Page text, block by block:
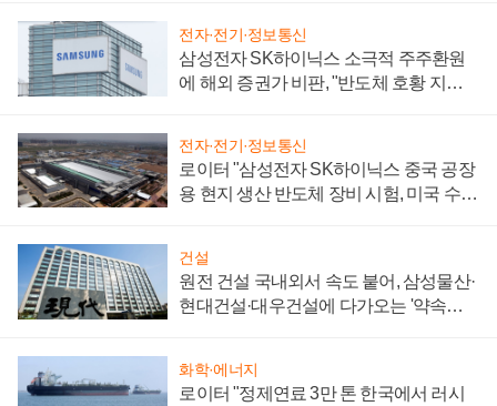
전자·전기·정보통신
삼성전자 SK하이닉스 소극적 주주환원
에 해외 증권가 비판, "반도체 호황 지속
전자·전기·정보통신
로이터 "삼성전자 SK하이닉스 중국 공장
용 현지 생산 반도체 장비 시험, 미국 수출
건설
원전 건설 국내외서 속도 붙어, 삼성물산·
현대건설·대우건설에 다가오는 '약속의
화학·에너지
로이터 "정제연료 3만 톤 한국에서 러시